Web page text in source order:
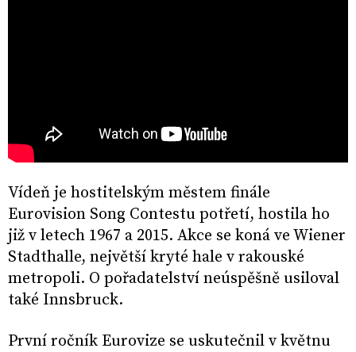
Vídeň je hostitelským městem finále
Eurovision Song Contestu potřetí, hostila ho
již v letech 1967 a 2015. Akce se koná ve Wiener
Stadthalle, největší kryté hale v rakouské
metropoli. O pořadatelství neúspěšně usiloval
také Innsbruck.
První ročník Eurovize se uskutečnil v květnu